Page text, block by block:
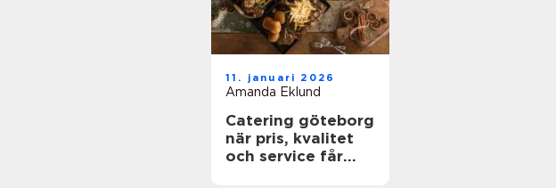
11. januari 2026
Amanda Eklund
Catering göteborg
när pris, kvalitet
och service får